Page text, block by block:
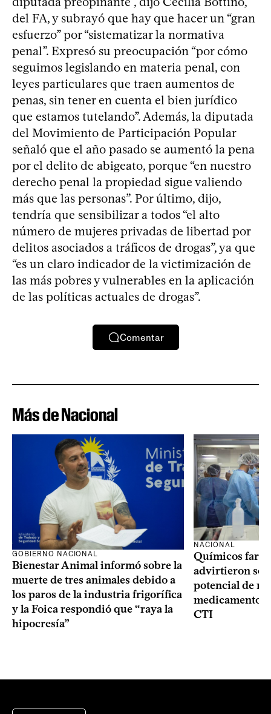
del FA, y subrayó que hay que hacer un “gran
esfuerzo” por “sistematizar la normativa
penal”. Expresó su preocupación “por cómo
seguimos legislando en materia penal, con
leyes particulares que traen aumentos de
penas, sin tener en cuenta el bien jurídico
que estamos tutelando”. Además, la diputada
del Movimiento de Participación Popular
señaló que el año pasado se aumentó la pena
por el delito de abigeato, porque “en nuestro
derecho penal la propiedad sigue valiendo
más que las personas”. Por último, dijo,
tendría que sensibilizar a todos “el alto
número de mujeres privadas de libertad por
delitos asociados a tráficos de drogas”, ya que
“es un claro indicador de la victimización de
las más pobres y vulnerables en la aplicación
de las políticas actuales de drogas”.
Comentar
Más de Nacional
GOBIERNO NACIONAL
Bienestar Animal informó sobre la
muerte de tres animales debido a
los paros de la industria frigorífica
y la Foica respondió que “raya la
hipocresía”
NACIONAL
Químicos
advirtieron
potencial de
medicamentos
CTI